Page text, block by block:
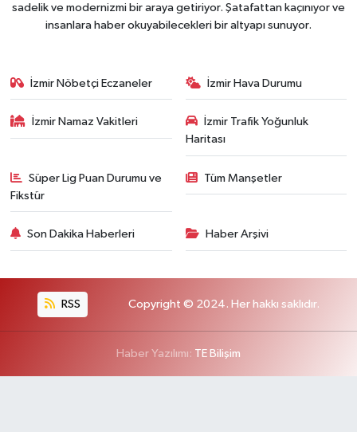
sadelik ve modernizmi bir araya getiriyor. Şatafattan kaçınıyor ve
insanlara haber okuyabilecekleri bir altyapı sunuyor.
İzmir Nöbetçi Eczaneler İzmir Hava Durumu
İzmir Namaz Vakitleri
İzmir Trafik Yoğunluk
Haritası
Süper Lig Puan Durumu ve
Fikstür
Tüm Manşetler
Son Dakika Haberleri Haber Arşivi
RSS Copyright © 2024. Her hakkı saklıdır.
Haber Yazılımı: TE Bilişim